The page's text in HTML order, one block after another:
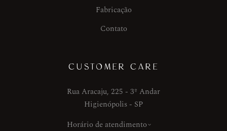
Fabricação
Contato
CUSTOMER CARE
Rua Aracaju, 225 - 3º Andar
Higienópolis - SP
Horário de atendimento